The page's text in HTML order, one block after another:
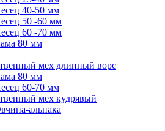
40-50 мм
50 -60 мм
60 -70 мм
80 мм
мех длинный ворс
80 мм
60-70 мм
мех кудрявый
альпака